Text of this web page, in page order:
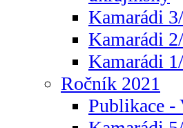
Kamarádi
Kamarádi
Kamarádi
Ročník 2021
Publikace -